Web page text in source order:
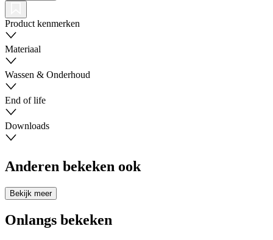
Product kenmerken
Materiaal
Wassen & Onderhoud
End of life
Downloads
Anderen bekeken ook
Bekijk meer
Onlangs bekeken